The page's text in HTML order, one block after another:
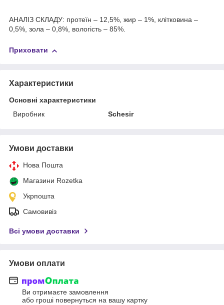
АНАЛІЗ СКЛАДУ: протеїн – 12,5%, жир – 1%, клітковина –
0,5%, зола – 0,8%, вологість – 85%.
Приховати
Характеристики
Основні характеристики
Виробник
Schesir
Умови доставки
Нова Пошта
Магазини Rozetka
Укрпошта
Самовивіз
Всі умови доставки
Умови оплати
Ви отримаєте замовлення
або гроші повернуться на вашу картку